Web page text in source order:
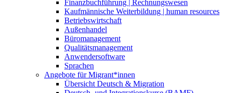
Finanzbuchführung | Rechnungswesen
Kaufmännische Weiterbildung | human resources
Betriebswirtschaft
Außenhandel
Büromanagement
Qualitätsmanagement
Anwendersoftware
Sprachen
Angebote für Migrant*innen
Übersicht Deutsch & Migration